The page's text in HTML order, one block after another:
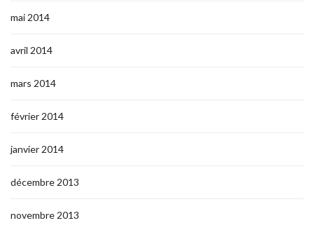
mai 2014
avril 2014
mars 2014
février 2014
janvier 2014
décembre 2013
novembre 2013